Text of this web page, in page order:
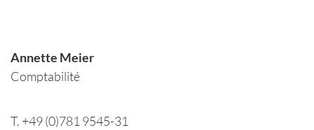
Annette Meier
Comptabilité
T. +49 (0)781 9545-31